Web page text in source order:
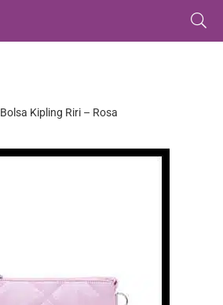
Bolsa Kipling Riri – Rosa